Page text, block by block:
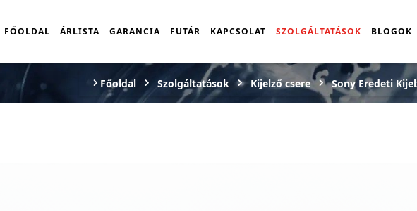
FŐOLDAL ÁRLISTA GARANCIA FUTÁR KAPCSOLAT SZOLGÁLTATÁSOK BLOGOK
Főoldal Szolgáltatások Kijelző csere Sony Eredeti